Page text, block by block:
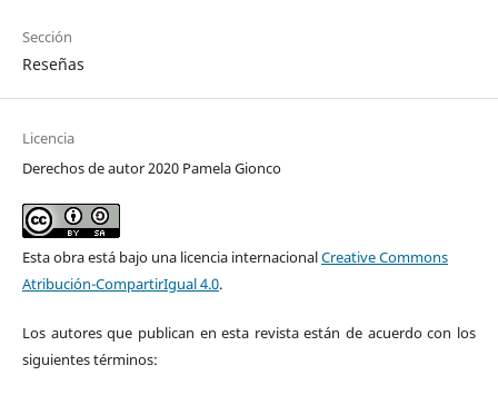
Sección
Reseñas
Licencia
Derechos de autor 2020 Pamela Gionco
Esta obra está bajo una licencia internacionalCreative Commons
Atribución-CompartirIgual 4.0.
Los autores que publican en esta revista están de acuerdo con los
siguientes términos: